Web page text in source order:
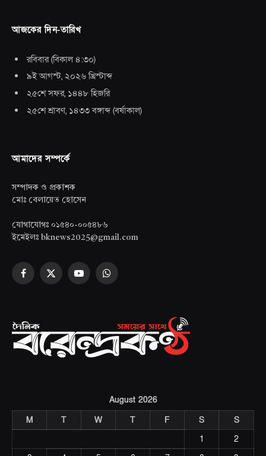
আজকের দিন-তারিখ
রবিবার(বিকাল ৪:৩০)
৯ই আগস্ট, ২০২৬ খ্রিস্টাব্দ
২৫শে সফর, ১৪৪৮ হিজরি
২৫শে শ্রাবণ, ১৪৩৩ বঙ্গাব্দ (বর্ষাকাল)
আমাদের সম্পর্কে
সম্পাদক ও প্রকাশক
মোঃ বেলায়েত হোসেন
যোগাযোগঃ ০১৫৪০-০০৫৪৮৬
ইমেইলঃ bknews2025@gmail.com
Facebook
X
YouTubeWhatsApp
August 2026
M
T W T F S
S
1
2